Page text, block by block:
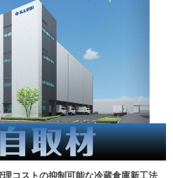
理コストの抑制可能な冷蔵倉庫新工法